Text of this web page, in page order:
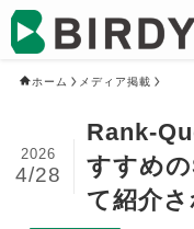
ホーム メディア掲載
Rank-
すすめ
て紹介さ
2026
4/28